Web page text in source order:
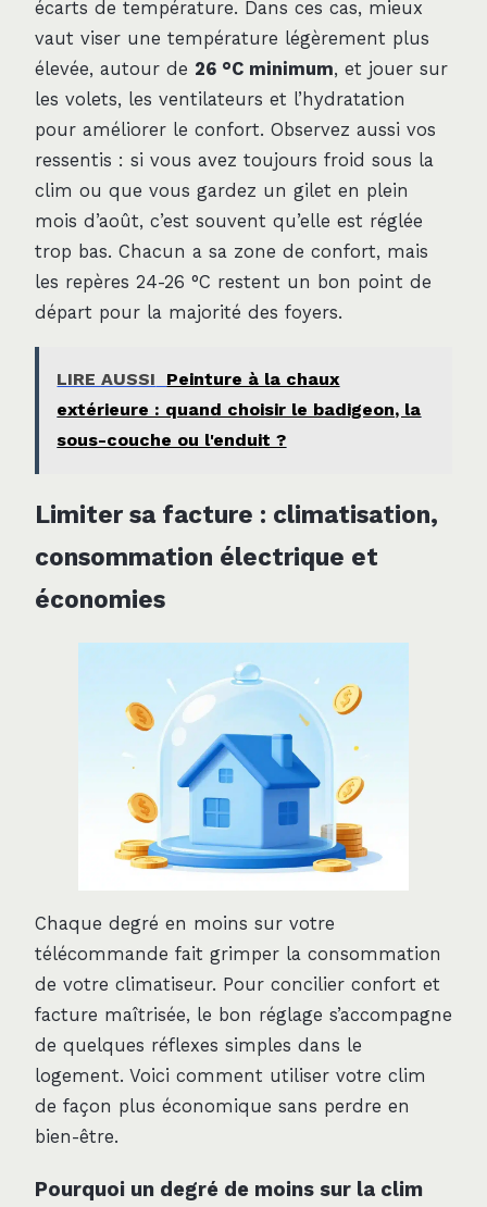
écarts de température. Dans ces cas, mieux
vaut viser une température légèrement plus
élevée, autour de 26 °C minimum, et jouer sur
les volets, les ventilateurs et l’hydratation
pour améliorer le confort. Observez aussi vos
ressentis : si vous avez toujours froid sous la
clim ou que vous gardez un gilet en plein
mois d’août, c’est souvent qu’elle est réglée
trop bas. Chacun a sa zone de confort, mais
les repères 24-26 °C restent un bon point de
départ pour la majorité des foyers.
LIRE AUSSI
Peinture à la chaux
extérieure : quand choisir le badigeon, la
sous-couche ou l'enduit ?
Limiter sa facture : climatisation,
consommation électrique et
économies
Chaque degré en moins sur votre
télécommande fait grimper la consommation
de votre climatiseur. Pour concilier confort et
facture maîtrisée, le bon réglage s’accompagne
de quelques réflexes simples dans le
logement. Voici comment utiliser votre clim
de façon plus économique sans perdre en
bien-être.
Pourquoi un degré de moins sur la clim